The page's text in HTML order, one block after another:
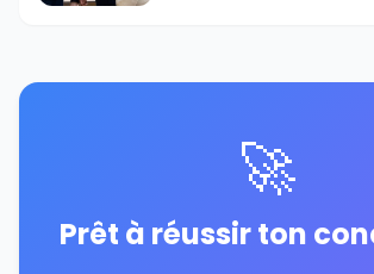
🚀
Prêt à réussir ton